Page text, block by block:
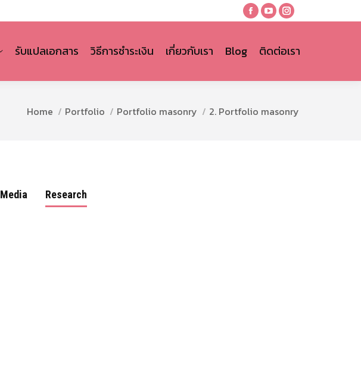
Facebook
opens
new
YouTube
opens
new
Instagram
opens
new
รับแปลเอกสาร วิธีการชำระเงิน เกี่ยวกับเรา Blog ติดต่อเรา
You are here:
Home Portfolio Portfolio masonry 2. Portfolio masonry
Media Research